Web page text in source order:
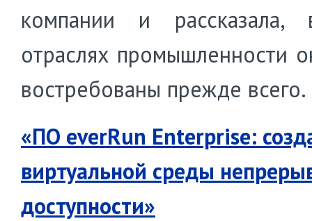
компании и рассказала,
отраслях промышленности
востребованы прежде всего.
«ПО everRun Enterprise:
виртуальной среды
доступности»